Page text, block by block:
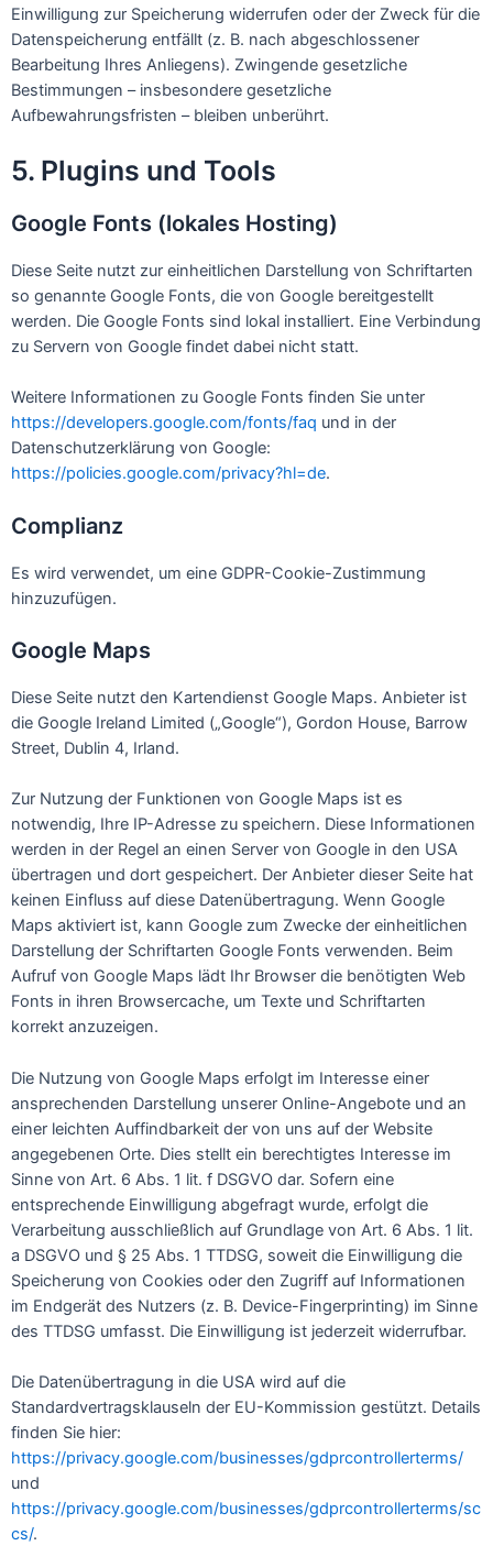
Einwilligung zur Speicherung widerrufen oder der Zweck für die
Datenspeicherung entfällt (z. B. nach abgeschlossener
Bearbeitung Ihres Anliegens). Zwingende gesetzliche
Bestimmungen – insbesondere gesetzliche
Aufbewahrungsfristen – bleiben unberührt.
5. Plugins und Tools
Google Fonts (lokales Hosting)
Diese Seite nutzt zur einheitlichen Darstellung von Schriftarten
so genannte Google Fonts, die von Google bereitgestellt
werden. Die Google Fonts sind lokal installiert. Eine Verbindung
zu Servern von Google findet dabei nicht statt.
Weitere Informationen zu Google Fonts finden Sie unter
https://developers.google.com/fonts/faq und in der
Datenschutzerklärung von Google:
https://policies.google.com/privacy?hl=de.
Complianz
Es wird verwendet, um eine GDPR-Cookie-Zustimmung
hinzuzufügen.
Google Maps
Diese Seite nutzt den Kartendienst Google Maps. Anbieter ist
die Google Ireland Limited („Google“), Gordon House, Barrow
Street, Dublin 4, Irland.
Zur Nutzung der Funktionen von Google Maps ist es
notwendig, Ihre IP-Adresse zu speichern. Diese Informationen
werden in der Regel an einen Server von Google in den USA
übertragen und dort gespeichert. Der Anbieter dieser Seite hat
keinen Einfluss auf diese Datenübertragung. Wenn Google
Maps aktiviert ist, kann Google zum Zwecke der einheitlichen
Darstellung der Schriftarten Google Fonts verwenden. Beim
Aufruf von Google Maps lädt Ihr Browser die benötigten Web
Fonts in ihren Browsercache, um Texte und Schriftarten
korrekt anzuzeigen.
Die Nutzung von Google Maps erfolgt im Interesse einer
ansprechenden Darstellung unserer Online-Angebote und an
einer leichten Auffindbarkeit der von uns auf der Website
angegebenen Orte. Dies stellt ein berechtigtes Interesse im
Sinne von Art. 6 Abs. 1 lit. f DSGVO dar. Sofern eine
entsprechende Einwilligung abgefragt wurde, erfolgt die
Verarbeitung ausschließlich auf Grundlage von Art. 6 Abs. 1 lit.
a DSGVO und § 25 Abs. 1 TTDSG, soweit die Einwilligung die
Speicherung von Cookies oder den Zugriff auf Informationen
im Endgerät des Nutzers (z. B. Device-Fingerprinting) im Sinne
des TTDSG umfasst. Die Einwilligung ist jederzeit widerrufbar.
Die Datenübertragung in die USA wird auf die
Standardvertragsklauseln der EU-Kommission gestützt. Details
finden Sie hier:
https://privacy.google.com/businesses/gdprcontrollerterms/
und
https://privacy.google.com/businesses/gdprcontrollerterms/sc
cs/.